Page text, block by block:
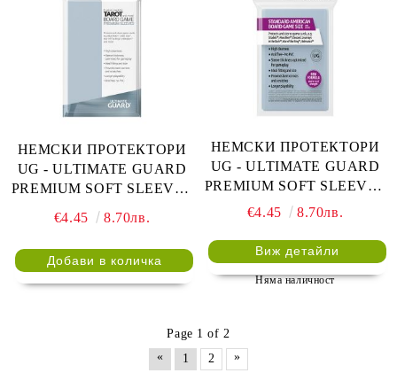
НЕМСКИ ПРОТЕКТОРИ
UG - ULTIMATE GUARD
PREMIUM SOFT SLEEVES
TAROT 73x122 - 50 БР.
ПРОЗРАЧНИ
€4.45 8.70лв.
НЕМСКИ ПРОТЕКТОРИ
UG - ULTIMATE GUARD
PREMIUM SOFT SLEEVES
STANDARD AMERICAN
60 БР. ПРОЗРАЧНИ
€4.45 8.70лв.
Виж детайли
Няма наличност
Page 1 of 2
«
1 2 »